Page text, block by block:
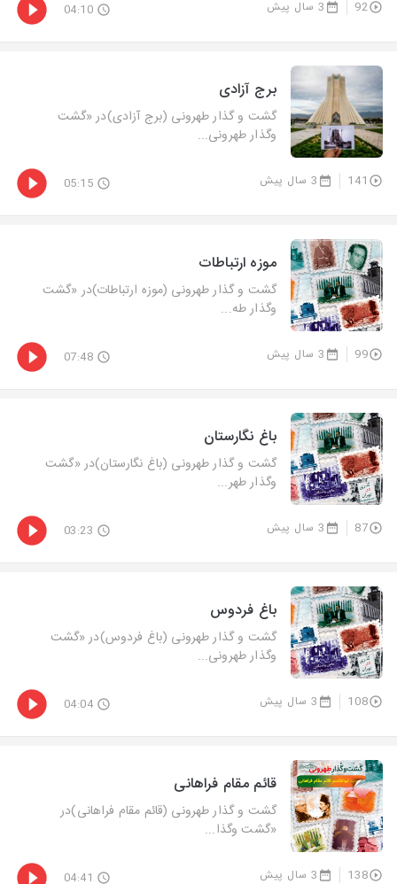
92 3 سال پیش 04:10
برج آزادی
گشت و گذار طهرونی (برج آزادی)در «گشت‌
وگذار طهرونی...
141 3 سال پیش 05:15
موزه ارتباطات
گشت و گذار طهرونی (موزه ارتباطات)در «گشت‌
وگذار طه...
99 3 سال پیش 07:48
باغ نگارستان
گشت و گذار طهرونی (باغ نگارستان)در «گشت‌
وگذار طهر...
87 3 سال پیش 03:23
باغ فردوس
گشت و گذار طهرونی (باغ فردوس)در «گشت‌
وگذار طهرونی...
108 3 سال پیش 04:04
قائم مقام فراهانی
گشت و گذار طهرونی (قائم مقام فراهانی)در
«گشت‌ وگذا...
138 3 سال پیش 04:41